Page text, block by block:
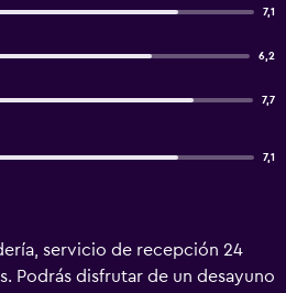
7,1
6,2
7,7
7,1
servicio de recepción 24
Podrás disfrutar de un desayuno